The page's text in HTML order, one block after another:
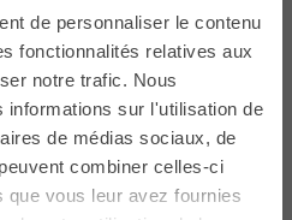
de personnaliser le contenu
fonctionnalités relatives aux
notre trafic. Nous
informations sur l'utilisation de
de médias sociaux, de
combiner celles-ci
vous leur avez fournies
du